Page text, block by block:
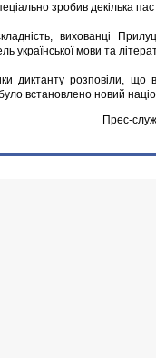
зробив декілька
вихованці
української мови та
диктанту розповіли,
встановлено новий
Прес-